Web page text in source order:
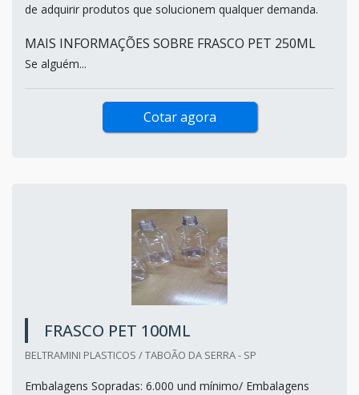
de adquirir produtos que solucionem qualquer demanda.
MAIS INFORMAÇÕES SOBRE FRASCO PET 250ML
Se alguém...
Cotar agora
FRASCO PET 100ML
BELTRAMINI PLASTICOS / TABOÃO DA SERRA - SP
Embalagens Sopradas: 6.000 und mínimo/ Embalagens